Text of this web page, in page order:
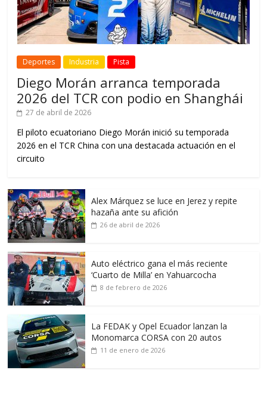
Deportes Industria Pista
Diego Morán arranca temporada
2026 del TCR con podio en Shanghái
27 de abril de 2026
El piloto ecuatoriano Diego Morán inició su temporada
2026 en el TCR China con una destacada actuación en el
circuito
Alex Márquez se luce en Jerez y repite
hazaña ante su afición
26 de abril de 2026
Auto eléctrico gana el más reciente
‘Cuarto de Milla’ en Yahuarcocha
8 de febrero de 2026
La FEDAK y Opel Ecuador lanzan la
Monomarca CORSA con 20 autos
11 de enero de 2026